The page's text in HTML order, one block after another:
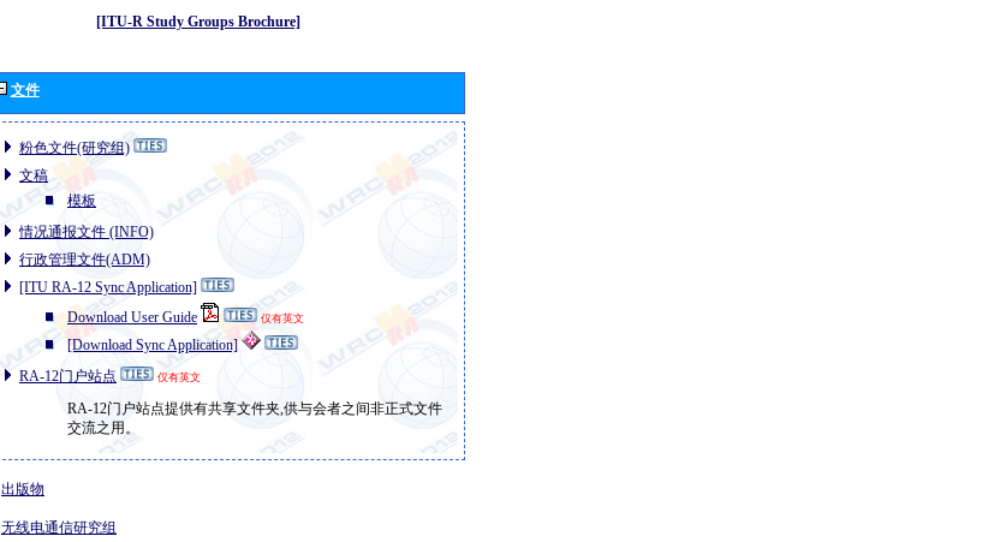
[ITU-R Study Groups Brochure]
文件
粉色文件(研究组)
文稿
模板
情况通报文件 (INFO)
行政管理文件(ADM)
[ITU RA-12 Sync Application]
Download User Guide
仅有英文
[Download Sync Application]
RA-12门户站点
仅有英文
RA-12门户站点提供有共享文件夹,供与会者之间非正式文件
交流之用。
出版物
无线电通信研究组